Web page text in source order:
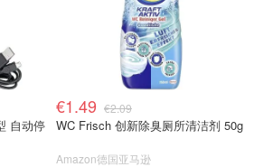
自动停
€1.49 €2.09
WC Frisch 创新除臭厕所清洁剂 50g
Amazon德国亚马逊